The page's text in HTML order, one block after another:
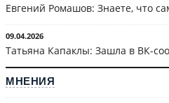
Евгений Ромашов: Знаете, что
09.04.2026
Татьяна Капаклы: Зашла в ВК-
МНЕНИЯ